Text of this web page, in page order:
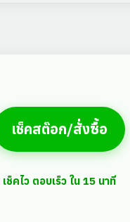
เช็คสต๊อก/สั่งซื้อ
เช็คไว ตอบเร็ว ใน 15 นาที